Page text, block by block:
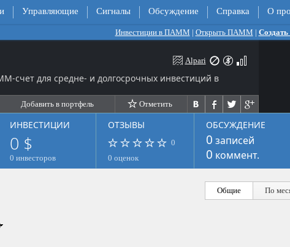
Управляющие Сигналы Обсуждение Справка О
Инвестиции в ПАММ | Открыть ПАММ |
счет для средне- и долгосрочных инвестиций в
Alpari
Добавить в портфель Отметить
ИНВЕСТИЦИИ
0 $
0 инвесторов
ОТЗЫВЫ
0
0 оценок
ОБСУЖДЕНИЕ
0 записей
0 коммент.
Общие По